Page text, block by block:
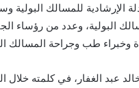
الإرشادية للمسالك البولية
البولية، وعدد من رؤساء
وخبراء طب وجراحة المسالك
عبد الغفار، في كلمته خلال